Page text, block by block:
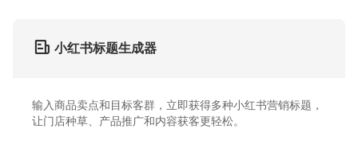
小红书标题生成器
输入商品卖点和目标客群，立即获得多种小红书营销标题，
让门店种草、产品推广和内容获客更轻松。